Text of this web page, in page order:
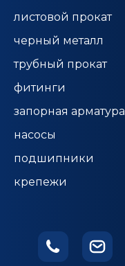
листовой прокат
черный металл
трубный прокат
фитинги
запорная арматура
насосы
подшипники
крепежи